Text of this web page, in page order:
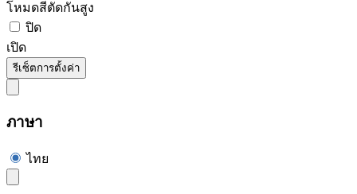
โหมดสีตัดกันสูง
ปิด
เปิด
รีเซ็ตการตั้งค่า
ภาษา
ไทย